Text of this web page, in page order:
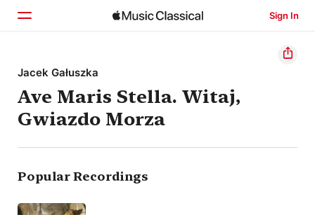
Sign In
Home
Browse
Search
Jacek Gałuszka
Ave Maris Stella. Witaj,
Gwiazdo Morza
Popular Recordings